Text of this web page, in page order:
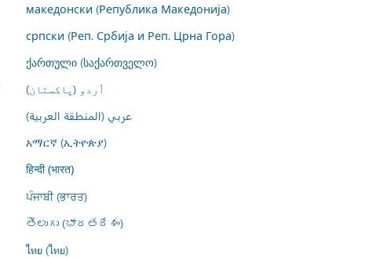
македонски (Република Македонија)
српски (Реп. Србија и Реп. Црна Гора)
ქართული (საქართველო)
اُردو (پاکستان)
عربي (المنطقة العربية)
አማርኛ (ኢትዮጵያ)
हिन्दी (भारत)
ਪੰਜਾਬੀ (ਭਾਰਤ)
తెలుగు (భారతదేశం)
ไทย (ไทย)